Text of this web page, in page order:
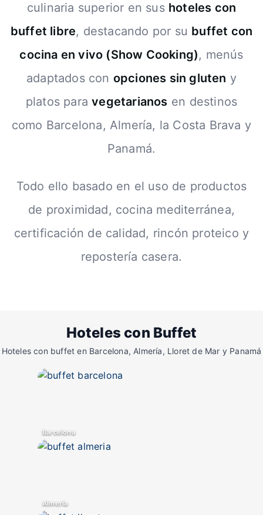
culinaria superior en sus hoteles con
buffet libre, destacando por su buffet con
cocina en vivo (Show Cooking), menús
adaptados con opciones sin gluten y
platos paravegetarianos en destinos
como Barcelona, Almería, la Costa Brava y
Panamá.
Todo ello basado en el uso de productos
de proximidad, cocina mediterránea,
certificación de calidad, rincón proteico y
repostería casera.
Hoteles con Buffet
Hoteles con buffet en Barcelona, Almería, Lloret de Mar y Panamá
Barcelona
Almería